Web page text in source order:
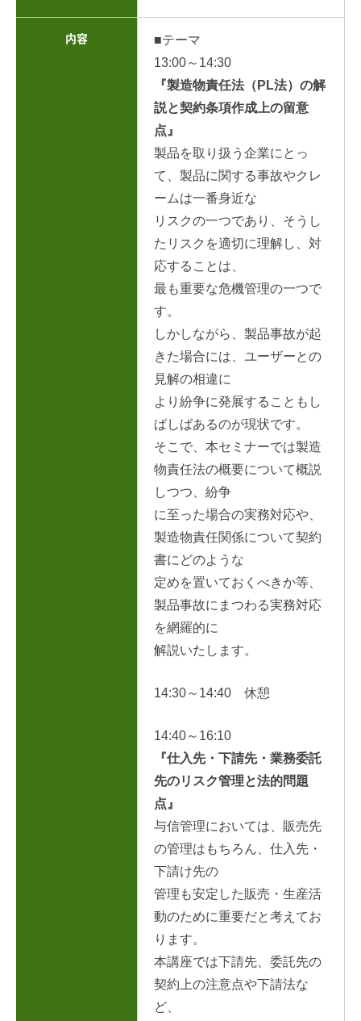
内容
■テーマ
13:00～14:30
『製造物責任法（PL法）の解
説と契約条項作成上の留意
点』
製品を取り扱う企業にとっ
て、製品に関する事故やクレ
ームは一番身近な
リスクの一つであり、そうし
たリスクを適切に理解し、対
応することは、
最も重要な危機管理の一つで
す。
しかしながら、製品事故が起
きた場合には、ユーザーとの
見解の相違に
より紛争に発展することもし
ばしばあるのが現状です。
そこで、本セミナーでは製造
物責任法の概要について概説
しつつ、紛争
に至った場合の実務対応や、
製造物責任関係について契約
書にどのような
定めを置いておくべきか等、
製品事故にまつわる実務対応
を網羅的に
解説いたします。
14:30～14:40 休憩
14:40～16:10
『仕入先・下請先・業務委託
先のリスク管理と法的問題
点』
与信管理においては、販売先
の管理はもちろん、仕入先・
下請け先の
管理も安定した販売・生産活
動のために重要だと考えてお
ります。
本講座では下請先、委託先の
契約上の注意点や下請法な
ど、